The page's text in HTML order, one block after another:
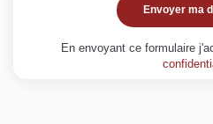
Envoyer ma
En envoyant ce formulaire